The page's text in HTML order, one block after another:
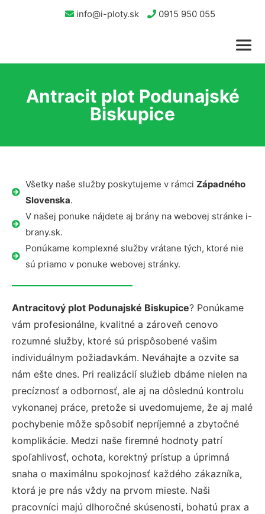
info@i-ploty.sk 0915 950 055
Antracit plot Podunajské
Biskupice
Všetky naše služby poskytujeme v rámci Západného
Slovenska.
V našej ponuke nájdete aj brány na webovej stránke i-
brany.sk.
Ponúkame komplexné služby vrátane tých, ktoré nie
sú priamo v ponuke webovej stránky.
Antracitový plot Podunajské Biskupice? Ponúkame
vám profesionálne, kvalitné a zároveň cenovo
rozumné služby, ktoré sú prispôsobené vašim
individuálnym požiadavkám. Neváhajte a ozvite sa
nám ešte dnes. Pri realizácií služieb dbáme nielen na
precíznosť a odbornosť, ale aj na dôslednú kontrolu
vykonanej práce, pretože si uvedomujeme, že aj malé
pochybenie môže spôsobiť nepríjemné a zbytočné
komplikácie. Medzi naše firemné hodnoty patrí
spoľahlivosť, ochota, korektný prístup a úprimná
snaha o maximálnu spokojnosť každého zákazníka,
ktorá je pre nás vždy na prvom mieste. Naši
pracovníci majú dlhoročné skúsenosti, bohatú prax a